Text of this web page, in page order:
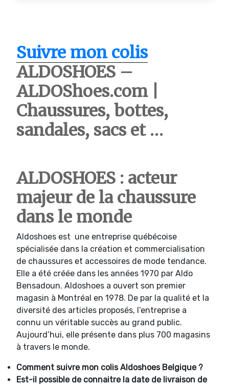
Suivre mon colis
ALDOSHOES –
ALDOShoes.com |
Chaussures, bottes,
sandales, sacs et …
ALDOSHOES : acteur
majeur de la chaussure
dans le monde
Aldoshoes est une entreprise québécoise
spécialisée dans la création et commercialisation
de chaussures et accessoires de mode tendance.
Elle a été créée dans les années 1970 par Aldo
Bensadoun. Aldoshoes a ouvert son premier
magasin à Montréal en 1978. De par la qualité et la
diversité des articles proposés, l’entreprise a
connu un véritable succès au grand public.
Aujourd’hui, elle présente dans plus 700 magasins
à travers le monde.
Comment suivre mon colis Aldoshoes Belgique ?
Est-il possible de connaitre la date de livraison de